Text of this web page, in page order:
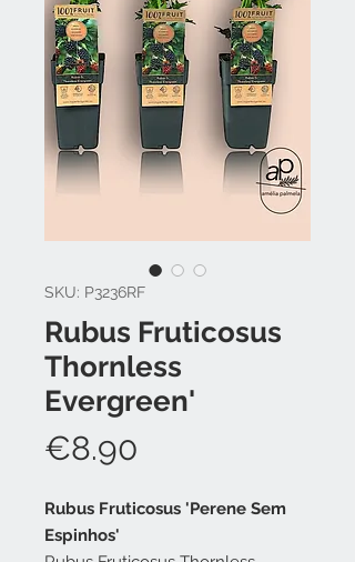
SKU: P3236RF
Rubus Fruticosus
Thornless
Evergreen'
€8.90
Rubus Fruticosus 'Perene Sem
Espinhos'